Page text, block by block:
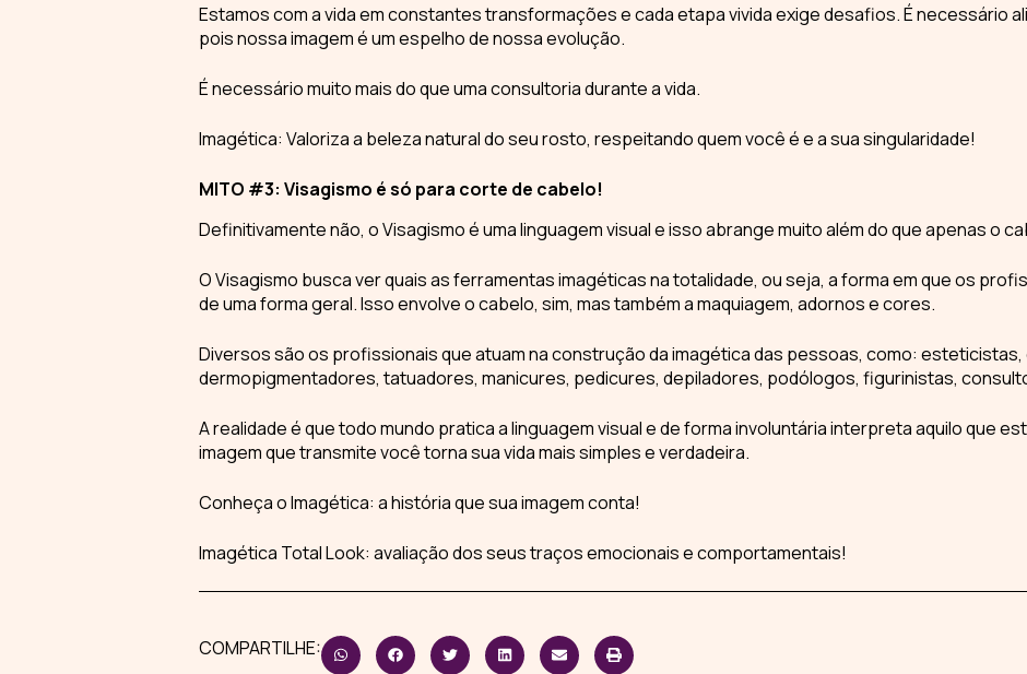
Estamos com a vida em constantes transformações e cada etapa vivida exige desafios. É necessário
pois nossa imagem é um espelho de nossaevolução.
É necessário muito mais do que umaconsultoriadurante a vida.
Imagética: Valoriza a beleza natural do seu rosto, respeitando quem você é e a sua singularidade!
MITO #3: Visagismo é só para corte de cabelo!
Definitivamente não, oVisagismoé uma linguagem visual e isso abrange muito além do que apenas o
OVisagismo busca ver quais as ferramentas imagéticas na totalidade, ou seja, a forma em que os
de uma forma geral. Isso envolve o cabelo, sim, mas também a maquiagem, adornos e cores.
Diversos são os profissionais que atuam na construção da imagética das pessoas, como:
dermopigmentadores, tatuadores, manicures, pedicures, depiladores, podólogos, figurinistas,
A realidade é que todo mundo pratica alinguagem visuale de forma involuntária interpreta aquilo que
imagem que transmite você torna sua vida mais simples e verdadeira.
Conheça oImagética: a história que sua imagem conta!
Imagética Total Look: avaliação dos seus traços emocionais e comportamentais!
COMPARTILHE: